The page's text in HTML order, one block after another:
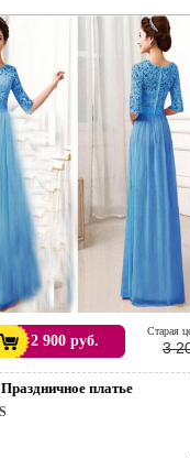
платье
S
2 900 руб.
Cтарая
3